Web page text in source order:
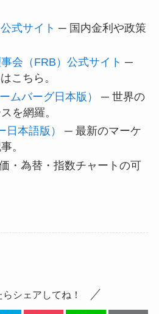
式サイト ─ 国内金利や政策
会（FRB）公式サイト ─
こちら。
ムバーグ日本版）
─ 世界の
を網羅。
本語版）
─ 最新のマーケ
。
・為替・指数チャートの可
シェアしてね！